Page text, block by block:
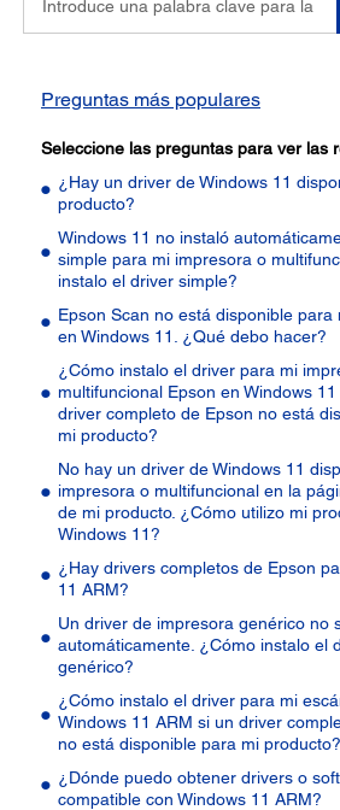
una
palabra
Preguntas más populares
Seleccione las preguntas para ver las
¿Hay un driver de Windows 11
producto?
Windows 11 no instaló
simple para mi impresora o
instalo el driver simple?
Epson Scan no está disponible para
en Windows 11. ¿Qué debo hacer?
¿Cómo instalo el driver para mi
multifuncional Epson en Windows
driver completo de Epson no está
mi producto?
No hay un driver de Windows 11
impresora o multifuncional en la
de mi producto. ¿Cómo utilizo mi
Windows 11?
¿Hay drivers completos de Epson
11 ARM?
Un driver de impresora genérico no
automáticamente. ¿Cómo instalo el
genérico?
¿Cómo instalo el driver para mi
Windows 11 ARM si un driver
no está disponible para mi producto?
¿Dónde puedo obtener drivers o
compatible con Windows 11 ARM?